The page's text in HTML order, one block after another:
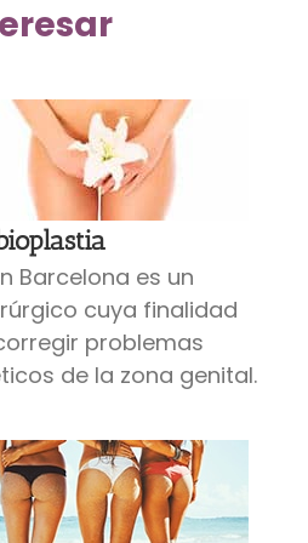
Barcelona es un
cuya finalidad
problemas
de la zona genital.